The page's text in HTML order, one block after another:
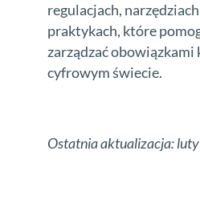
regulacjach,
praktykach, które
zarządzać
cyfrowym świecie.
Ostatnia aktualizacja: